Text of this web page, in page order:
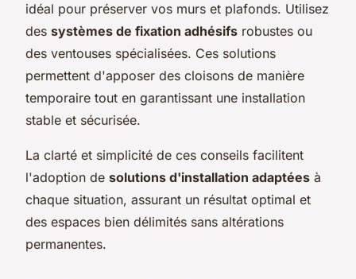
idéal pour préserver vos murs et plafonds. Utilisez
des systèmes de fixation adhésifs robustes ou
des ventouses spécialisées. Ces solutions
permettent d'apposer des cloisons de manière
temporaire tout en garantissant une installation
stable et sécurisée.
La clarté et simplicité de ces conseils facilitent
l'adoption de solutions d'installation adaptées à
chaque situation, assurant un résultat optimal et
des espaces bien délimités sans altérations
permanentes.